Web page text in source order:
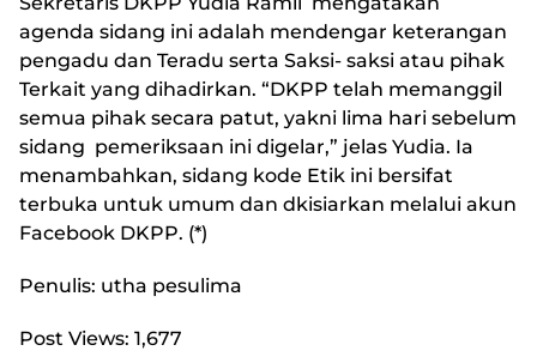
agenda sidang ini adalah mendengar keterangan
pengadu dan Teradu serta Saksi- saksi atau pihak
Terkait yang dihadirkan. “DKPP telah memanggil
semua pihak secara patut, yakni lima hari sebelum
sidang pemeriksaan ini digelar,” jelas Yudia. Ia
menambahkan, sidang kode Etik ini bersifat
terbuka untuk umum dan dkisiarkan melalui akun
Facebook DKPP. (*)
Penulis: utha pesulima
Post Views: 1,677